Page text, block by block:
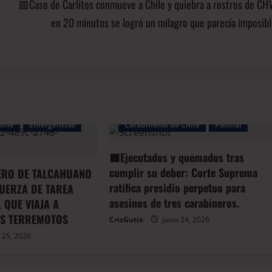
🟥Caso de Carlitos conmueve a Chile y quiebra a rostros de
en 20 minutos se logró un milagro que parecía
Emergencias
DE TALCAHUANO
DE TAREA
QUE VIAJA A
TERREMOTOS
2026
Carabineros de Chile
Policial
🟥Ejecutados y quemados tras
cumplir su deber: Corte Suprema
ratifica presidio perpetuo para
asesinos de tres carabineros.
CrisGutie junio 24, 2026